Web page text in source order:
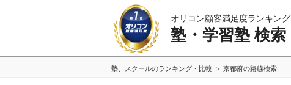
オリコン顧客満足度ランキング
塾・学習塾 検索
塾、スクールのランキング・比較 京都府の路線検索